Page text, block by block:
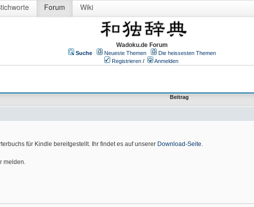
Forum Wiki
Wadoku.de Forum
Suche Neueste Themen
Die heissesten Themen
Registrieren / Anmelden
Beitrag
für Kindle bereitgestellt. Ihr findet es auf unserer Download-Seite.
melden.